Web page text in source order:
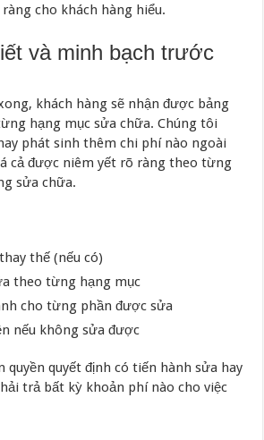
cho khách hàng hiểu.
và minh bạch trước
khách hàng sẽ nhận được bảng
hạng mục sửa chữa. Chúng tôi
phát sinh thêm chi phí nào ngoài
cả được niêm yết rõ ràng theo từng
sửa chữa.
thế (nếu có)
theo từng hạng mục
cho từng phần được sửa
nếu không sửa được
quyền quyết định có tiến hành sửa hay
trả bất kỳ khoản phí nào cho việc